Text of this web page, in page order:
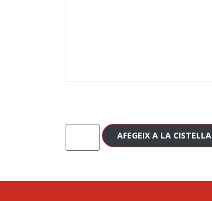
AFEGEIX A LA CISTELLA